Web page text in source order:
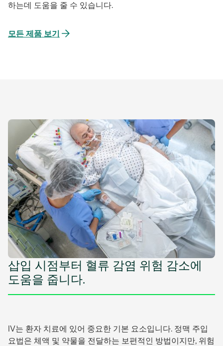
하는데 도움을 줄 수 있습니다.
모든 제품 보기
삽입 시점부터 혈류 감염 위험 감소에
도움을 줍니다.
IV는 환자 치료에 있어 중요한 기본 요소입니다. 정맥 주입
요법은 체액 및 약물을 전달하는 보편적인 방법이지만, 위험